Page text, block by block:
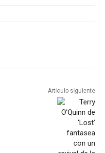
Artículo siguiente